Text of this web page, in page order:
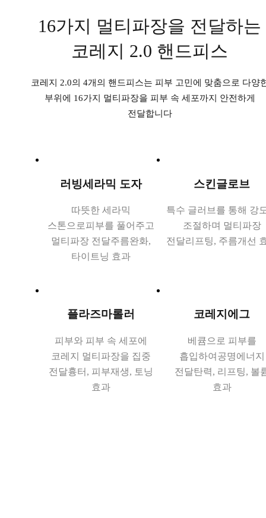
16가지 멀티파장을 전달하는
코레지 2.0 핸드피스
코레지 2.0의 4개의 핸드피스는 피부 고민에 맞춤으로 다양
부위에 16가지 멀티파장을 피부 속 세포까지 안전하게
전달합니다
러빙세라믹 도자
따뜻한 세라믹
스톤으로 피부를 풀어주고
멀티파장 전달주름완화,
타이트닝 효과
스킨글로브
특수 글러브를 통해 강
조절하며 멀티파장
전달리프팅, 주름개선
플라즈마롤러
피부와 피부 속 세포에
코레지 멀티파장을 집중
전달흉터, 피부재생, 토닝
효과
코레지에그
베큠으로 피부를
흡입하여 공명에너지
전달탄력, 리프팅, 볼
효과